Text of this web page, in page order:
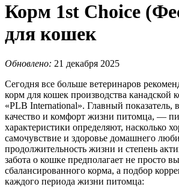
Корм 1st Choice
для кошек
Обновлено: 21 декабря 2025
Сегодня все больше ветеринаров
корм для кошек производства канадской
«PLB International». Главный
качество и комфорт жизни питомца, —
характеристики определяют, насколько
самочувствие и здоровье домашнего
продолжительность жизни и степень
забота о кошке предполагает не просто
сбалансированного корма, а подбор
каждого периода жизни питомца: